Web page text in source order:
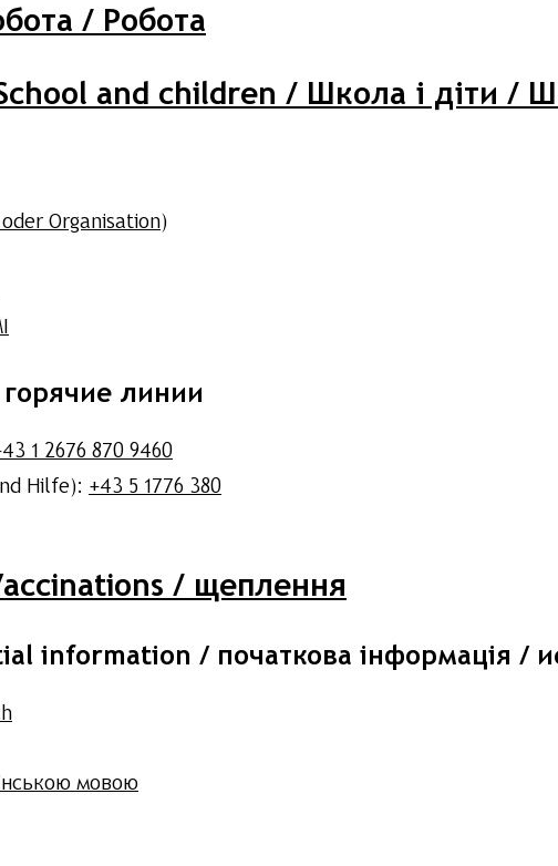
/ Робота
and children / Школа і діти /
Organisation)
горячие линии
1 2676 870 9460
Hilfe): +43 5 1776 380
/ щеплення
information / початкова інформація /
мовою